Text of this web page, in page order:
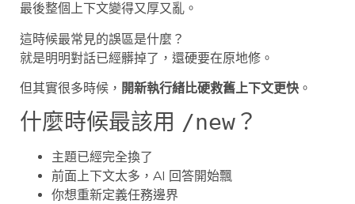
最後整個上下文變得又厚又亂。
這時候最常見的誤區是什麼？
就是明明對話已經髒掉了，還硬要在原地修。
但其實很多時候， 開新執行緒比硬救舊上下文更快 。
什麼時候最該用 /new ？
主題已經完全換了
前面上下文太多，AI 回答開始飄
你想重新定義任務邊界